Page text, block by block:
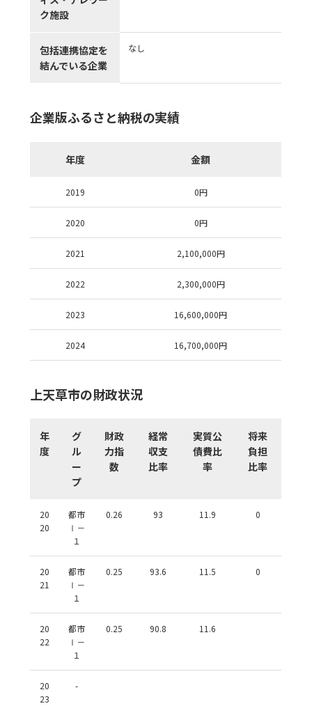
ク施設
包括連携協定を
結んでいる企業
なし
企業版ふるさと納税の実績
年度 金額
2019 0円
2020 0円
2021 2,100,000円
2022 2,300,000円
2023 16,600,000円
2024 16,700,000円
上天草市の財政状況
年
度
グ
ル
ー
プ
財政
力指
数
経常
収支
比率
実質公
債費比
率
将来
負担
比率
20
20
都市
Ⅰ－
１
0.26 93 11.9 0
20
21
都市
Ⅰ－
１
0.25 93.6 11.5 0
20
22
都市
Ⅰ－
１
0.25 90.8 11.6
20
23
-